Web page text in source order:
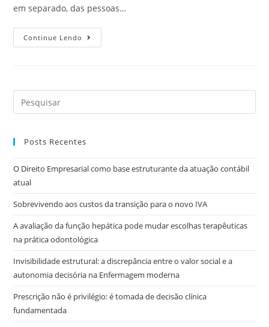
em separado, das pessoas…
Continue Lendo
Posts Recentes
O Direito Empresarial como base estruturante da atuação contábil
atual
Sobrevivendo aos custos da transição para o novo IVA
A avaliação da função hepática pode mudar escolhas terapêuticas
na prática odontológica
Invisibilidade estrutural: a discrepância entre o valor social e a
autonomia decisória na Enfermagem moderna
Prescrição não é privilégio: é tomada de decisão clínica
fundamentada